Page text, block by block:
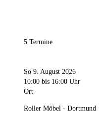
5 Termine
So 9. August 2026
10:00 bis 16:00 Uhr
Ort
Roller Möbel - Dortmund